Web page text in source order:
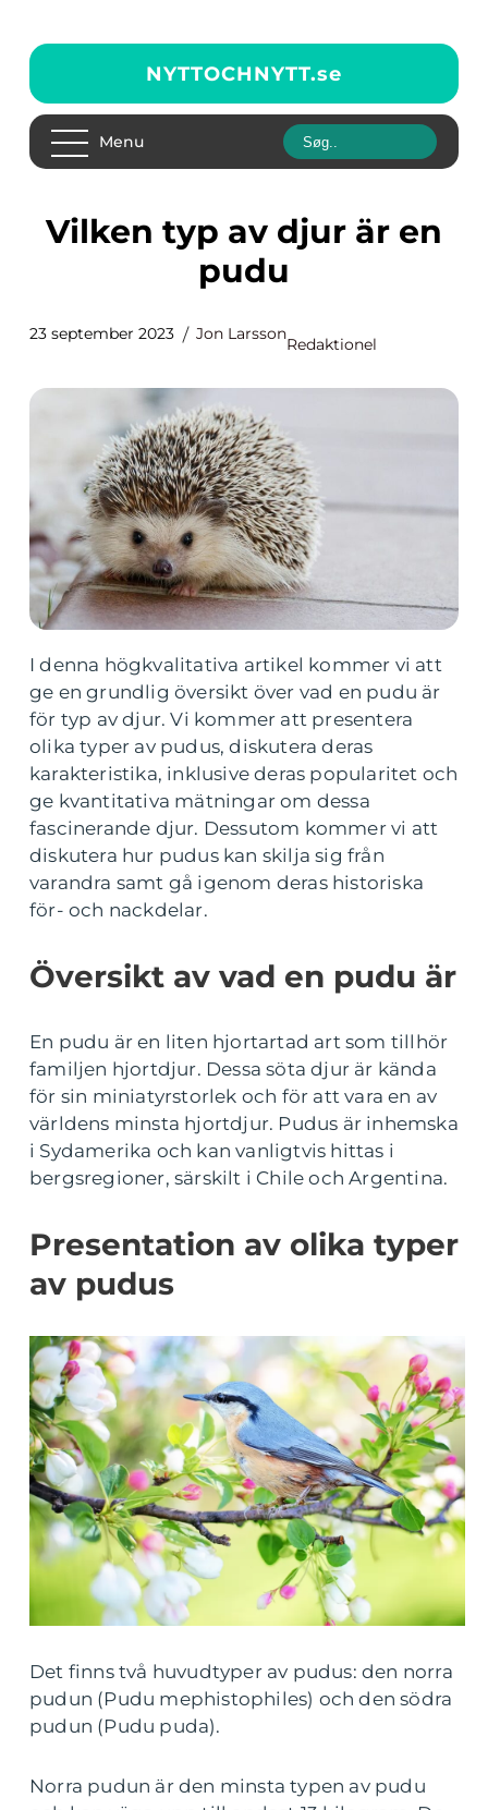
NYTTOCHNYTT.se
Menu
Vilken typ av djur är en
pudu
23 september 2023 Jon Larsson
Redaktionel
I denna högkvalitativa artikel kommer vi att
ge en grundlig översikt över vad en pudu är
för typ av djur. Vi kommer att presentera
olika typer av pudus, diskutera deras
karakteristika, inklusive deras popularitet och
ge kvantitativa mätningar om dessa
fascinerande djur. Dessutom kommer vi att
diskutera hur pudus kan skilja sig från
varandra samt gå igenom deras historiska
för- och nackdelar.
Översikt av vad en pudu är
En pudu är en liten hjortartad art som tillhör
familjen hjortdjur. Dessa söta djur är kända
för sin miniatyrstorlek och för att vara en av
världens minsta hjortdjur. Pudus är inhemska
i Sydamerika och kan vanligtvis hittas i
bergsregioner, särskilt i Chile och Argentina.
Presentation av olika typer
av pudus
Det finns två huvudtyper av pudus: den norra
pudun (Pudu mephistophiles) och den södra
pudun (Pudu puda).
Norra pudun är den minsta typen av pudu